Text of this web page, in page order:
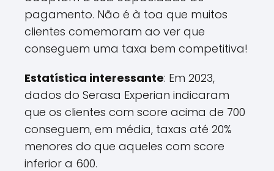
pagamento. Não é à toa que muitos
clientes comemoram ao ver que
conseguem uma taxa bem competitiva!
Estatística interessante: Em 2023,
dados do Serasa Experian indicaram
que os clientes com score acima de 700
conseguem, em média, taxas até 20%
menores do que aqueles com score
inferior a 600.